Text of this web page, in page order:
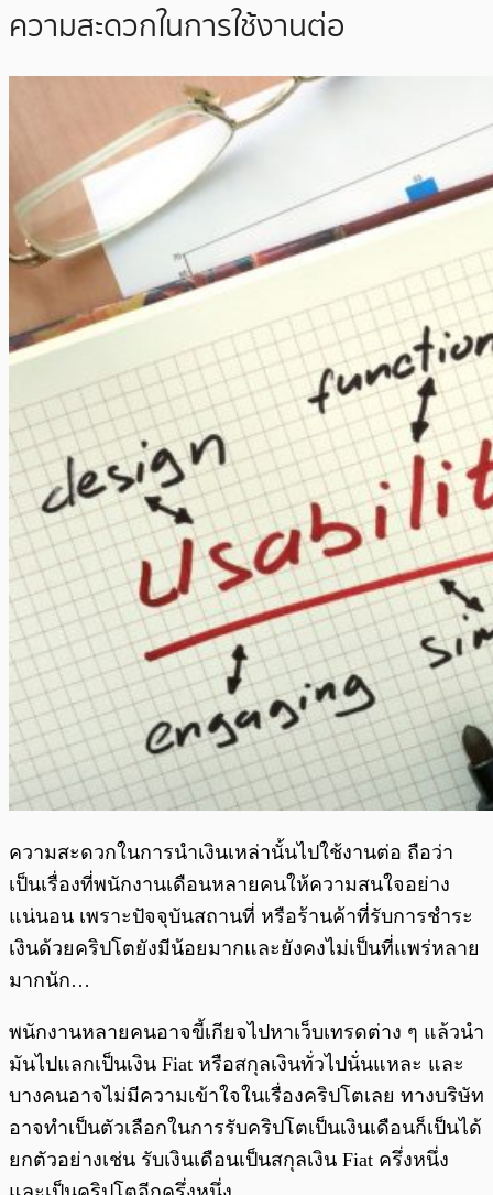
ความสะดวกในการใช้งานต่อ
ความสะดวกในการนำเงินเหล่านั้นไปใช้งานต่อ ถือว่า
เป็นเรื่องที่พนักงานเดือนหลายคนให้ความสนใจอย่าง
แน่นอน เพราะปัจจุบันสถานที่ หรือร้านค้าที่รับการชำระ
เงินด้วยคริปโตยังมีน้อยมากและยังคงไม่เป็นที่แพร่หลาย
มากนัก…
พนักงานหลายคนอาจขี้เกียจไปหาเว็บเทรดต่าง ๆ แล้วนำ
มันไปแลกเป็นเงิน Fiat หรือสกุลเงินทั่วไปนั่นแหละ และ
บางคนอาจไม่มีความเข้าใจในเรื่องคริปโตเลย ทางบริษัท
อาจทำเป็นตัวเลือกในการรับคริปโตเป็นเงินเดือนก็เป็นได้
ยกตัวอย่างเช่น รับเงินเดือนเป็นสกุลเงิน Fiat ครึ่งหนึ่ง